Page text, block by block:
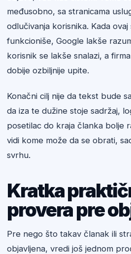
međusobno, sa stranicama
odlučivanja korisnika. Kada
funkcioniše, Google lakše
korisnik se lakše snalazi, a
dobije ozbiljnije upite.
Konačni cilj nije da tekst bude
da iza te dužine stoje sadržaj,
posetilac do kraja članka bolje
vidi kome može da se obrati,
svrhu.
Kratka
provera pre
Pre nego što takav članak ili
objavljena, vredi još jednom